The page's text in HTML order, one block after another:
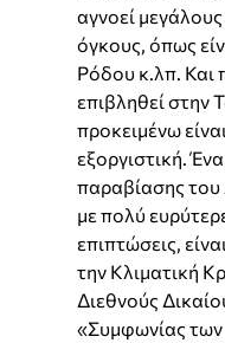
αγνοεί
όγκους, όπως
Ρόδου κ.λπ. Και
επιβληθεί στην
προκειμένω
εξοργιστική.
παραβίασης του
με πολύ
επιπτώσεις,
την Κλιματική
Διεθνούς
«Συμφωνίας των